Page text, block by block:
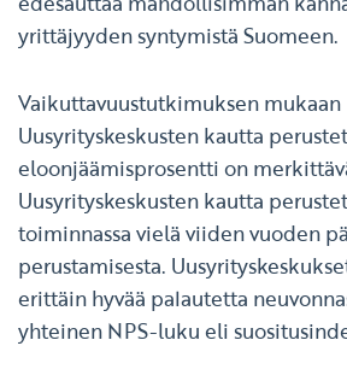
yrittäjyyden syntymistä Suomeen.
Vaikuttavuustutkimuksen mukaan
Uusyrityskeskusten kautta
eloonjäämisprosentti on
Uusyrityskeskusten kautta
toiminnassa vielä viiden vuoden
perustamisesta.
erittäin hyvää palautetta
yhteinen NPS-luku eli